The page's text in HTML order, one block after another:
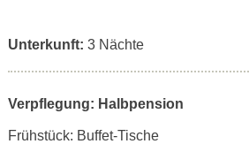
Unterkunft: 3 Nächte
Verpflegung: Halbpension
Frühstück: Buffet-Tische